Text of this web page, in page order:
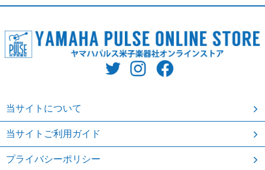
当サイトについて
当サイトご利用ガイド
プライバシーポリシー